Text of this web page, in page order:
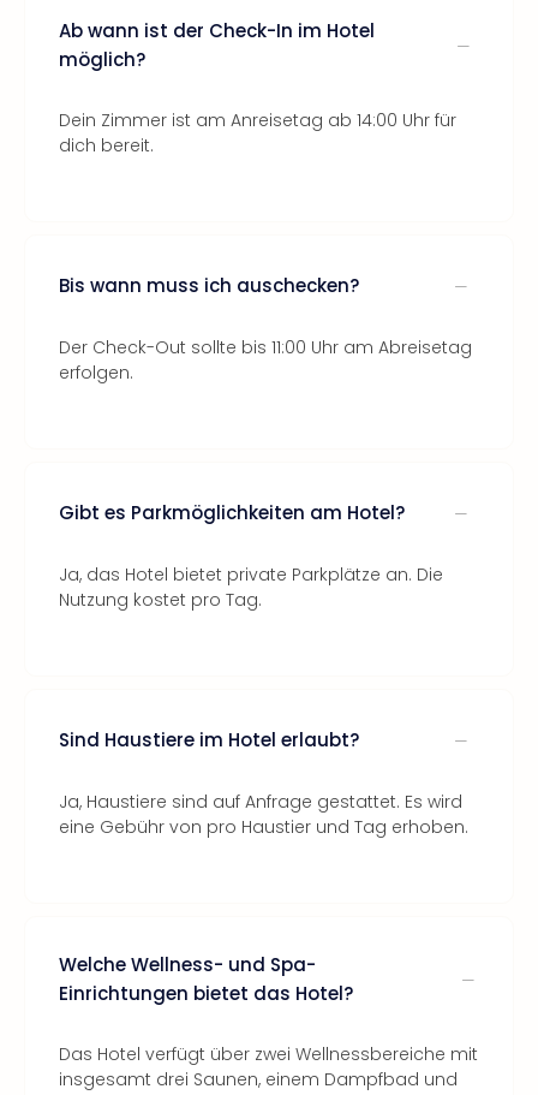
Ab wann ist der Check-In im Hotel
möglich?
Dein Zimmer ist am Anreisetag ab 14:00 Uhr für
dich bereit.
Bis wann muss ich auschecken?
Der Check-Out sollte bis 11:00 Uhr am Abreisetag
erfolgen.
Gibt es Parkmöglichkeiten am Hotel?
Ja, das Hotel bietet private Parkplätze an. Die
Nutzung kostet pro Tag.
Sind Haustiere im Hotel erlaubt?
Ja, Haustiere sind auf Anfrage gestattet. Es wird
eine Gebühr von pro Haustier und Tag erhoben.
Welche Wellness- und Spa-
Einrichtungen bietet das Hotel?
Das Hotel verfügt über zwei Wellnessbereiche mit
insgesamt drei Saunen, einem Dampfbad und